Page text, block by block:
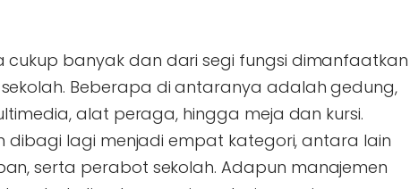
cukup banyak dan dari segi fungsi dimanfaatkan
Beberapa di antaranya adalah gedung,
alat peraga, hingga meja dan kursi.
dibagi lagi menjadi empat kategori, antara lain
serta perabot sekolah. Adapun manajemen